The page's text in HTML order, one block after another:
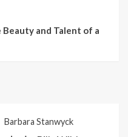
and Talent of a
Barbara Stanwyck